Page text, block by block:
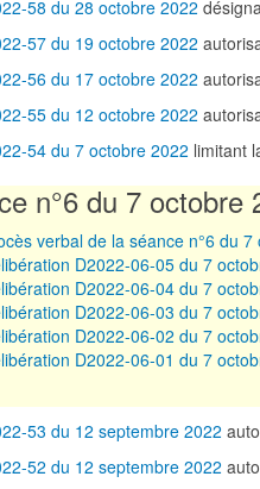
58 du 28 octobre 2022
57 du 19 octobre 2022
56 du 17 octobre 2022
55 du 12 octobre 2022
54 du 7 octobre 2022 limitant
n°6 du 7 octobre
verbal de la séance n°6 du 7
D2022-06-05 du 7
D2022-06-04 du 7
D2022-06-03 du 7
D2022-06-02 du 7
D2022-06-01 du 7
53 du 12 septembre 2022
52 du 12 septembre 2022